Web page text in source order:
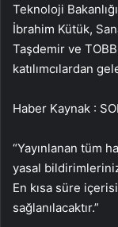
Teknoloji
İbrahim Kütük,
Taşdemir ve
katılımcılardan
Haber Kaynak :
“Yayınlanan tüm
yasal
En kısa süre
sağlanılacaktır.”